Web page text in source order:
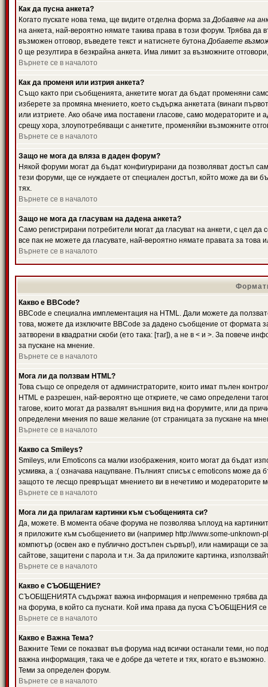
Как да пусна анкета?
Когато пускате нова тема, ще видите отделна форма заДобавяне на
на анкета, най-вероятно нямате такива права в този форум. Трябва да
възможен отговор, въведете текст и натиснете бутонаДобавете
0 ще резултира в безкрайна анкета. Има лимит за възможните
Върнете се в началото
Как да променя или изтрия анкета?
Също както при съобщенията, анкетите могат да бъдат променяни
изберете за промяна мнението, което съдържа анкетата (винаги
или изтриете. Ако обаче има поставени гласове, само модераторите и
срещу хора, злоупотребяващи с анкетите, променяйки възможните
Върнете се в началото
Защо не мога да вляза в даден форум?
Някой форуми могат да бъдат конфигурирани да позволяват достъп
тези форуми, ще се нуждаете от специален достъп, който може да ви
тях.
Върнете се в началото
Защо не мога да гласувам на дадена анкета?
Само регистрирани потребители могат да гласуват на анкети, с цел
все пак не можете да гласувате, най-вероятно нямате правата за това
Върнете се в началото
Какво е BBCode?
BBCode е специална имплементация на HTML. Дали можете да
това, можете да изключите BBCode за дадено съобщение от формата
затворени в квадратни скоби (ето така: [таг]), а не в < и >. За повече
за пускане на мнение.
Върнете се в началото
Мога ли да ползвам HTML?
Това също се определя от администраторите, които имат пълен
HTML е разрешен, най-вероятно ще откриете, че само определени
тагове, които могат да развалят външния вид на форумите, или да
определени мнения по ваше желание (от страницата за пускане на
Върнете се в началото
Какво са Smileys?
Smileys, или Emoticons са малки изображения, които могат да бъдат
усмивка, а :( означава нацупване. Пълният списък с emoticons може да
защото те лесщо превръщат мнението ви в нечетимо и модераторите
Върнете се в началото
Мога ли да прилагам картинки към съобщенията си?
Да, можете. В момента обаче форума не позволява ъплоуд на
я приложите към съобщението ви (например http://www.some-
компютър (освен ако е публично достъпен сървър!), или намиращи се
сайтове, защитени с парола и т.н. За да приложите картинка,
Върнете се в началото
Какво е СЪОБЩЕНИЕ?
СЪОБЩЕНИЯТА съдържат важна информация и непременно трябва да
на форума, в който са пуснати. Кой има права да пуска СЪОБЩЕНИЯ се
Върнете се в началото
Какво е Важна Тема?
Важните Теми се показват във форума над всички останали теми,
важна информация, така че е добре да четете и тях, когато е
Теми за определен форум.
Върнете се в началото